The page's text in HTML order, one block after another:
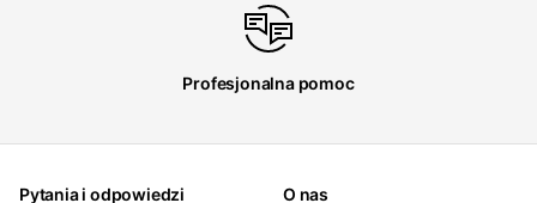
Profesjonalna pomoc
Pytania i odpowiedzi O nas